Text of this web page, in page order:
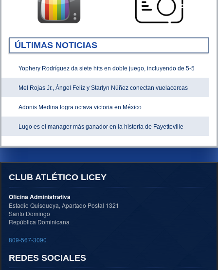
ÚLTIMAS NOTICIAS
Yophery Rodríguez da siete hits en doble juego, incluyendo de 5-5
Mel Rojas Jr., Ángel Feliz y Starlyn Núñez conectan vuelacercas
Adonis Medina logra octava victoria en México
Lugo es el manager más ganador en la historia de Fayetteville
CLUB ATLÉTICO LICEY
Oficina Administrativa
Estadio Quisqueya, Apartado Postal 1321
Santo Domingo
República Dominicana
809-567-3090
REDES SOCIALES